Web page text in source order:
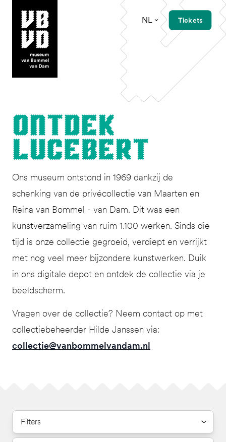
museum van Bommel van Dam
NL Tickets
Ont­dek
Lucebert
Ons museum ontstond in 1969 dankzij de
schenking van de privécollectie van Maarten en
Reina van Bommel - van Dam. Dit was een
kunstverzameling van ruim 1.100 werken. Sinds die
tijd is onze collectie gegroeid, verdiept en verrijkt
met nog veel meer bijzondere kunstwerken. Duik
in ons digitale depot en ontdek de collectie via je
beeldscherm.
Vragen over de collectie? Neem contact op met
collectiebeheerder Hilde Janssen via:
collectie@vanbommelvandam.nl
Filters